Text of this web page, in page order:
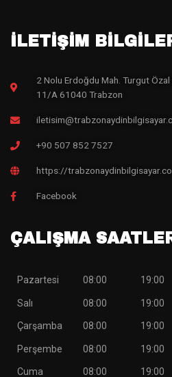
İLETİŞİM
2 Nolu Erdoğdu Mah. Turgut
11/A 61040 Trabzon
+90 507 852 7527
https://
Facebook
ÇALIŞMA
Pazartesi
Salı
Çarşamba
Perşembe
Cuma
08:00
08:00
08:00
08:00
08:00
19:00
19:00
19:00
19:00
19:00